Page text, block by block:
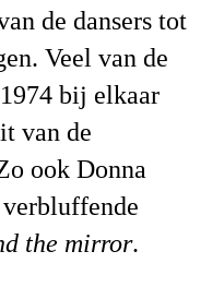
de dansers tot
Veel van de
bij elkaar
van de
ook Donna
the mirror.